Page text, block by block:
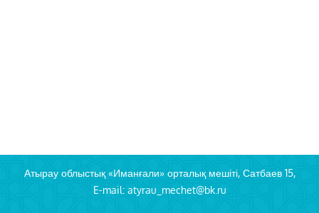
Атырау облыстық «Иманғали» орталық мешіті, Сатбаев 15,
E-mail: atyrau_mechet@bk.ru